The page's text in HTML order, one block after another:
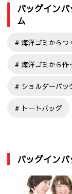
バッグイン
ム
海洋ゴミからつ
海洋ゴミから作
ショルダーバッ
トートバッグ
バッグイン